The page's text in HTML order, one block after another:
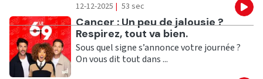
12-12-2025 | 53 sec
Ecouter
Cancer : Un peu de jalousie ?
Respirez, tout va bien.
Sous quel signe s’annonce votre journée ?
On vous dit tout dans ...